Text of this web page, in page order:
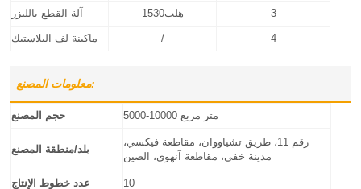
آلة القطع بالليزر هلب1530 3
ماكينة لف البلاستيك / 4
معلومات المصنع:
حجم المصنع 5000-10000 متر مربع
بلد/منطقة المصنع
رقم 11، طريق تشياووان، مقاطعة فيكسي،
مدينة خفي، مقاطعة آنهوي، الصين
عدد خطوط الإنتاج 10